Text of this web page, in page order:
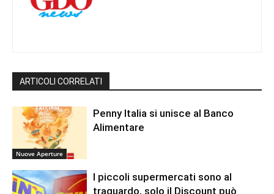
ARTICOLI CORRELATI
Nuove Aperture
Penny Italia si unisce al Banco
Alimentare
I piccoli supermercati sono al
traguardo, solo il Discount può